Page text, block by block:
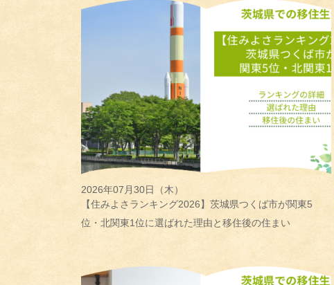
2026年07月30日（木）
【住みよさランキング2026】茨城県つくば市が関東5
位・北関東1位に選ばれた理由と移住後の住まい